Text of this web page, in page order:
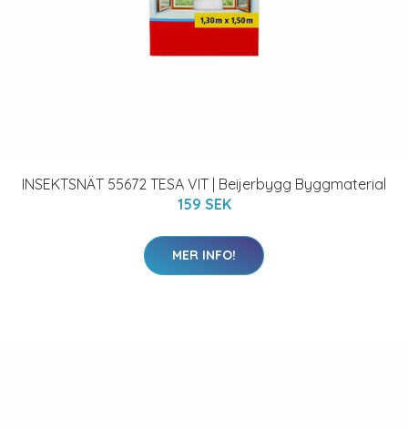
INSEKTSNÄT 55672 TESA VIT | Beijerbygg Byggmaterial
159 SEK
MER INFO!